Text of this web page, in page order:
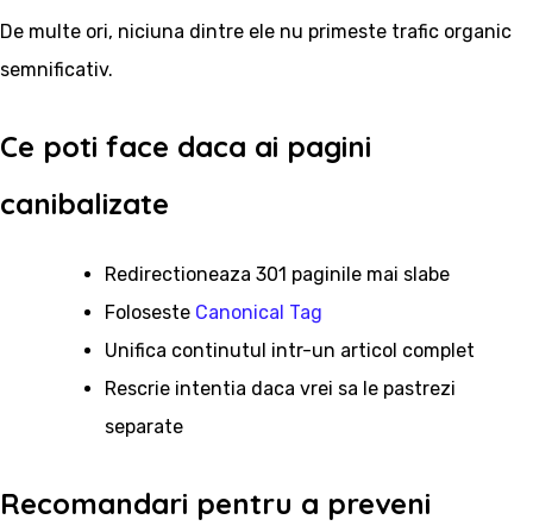
De multe ori, niciuna dintre ele nu primeste trafic organic
semnificativ.
Ce poti face daca ai pagini
canibalizate
Redirectioneaza 301 paginile mai slabe
Foloseste Canonical Tag
Unifica continutul intr-un articol complet
Rescrie intentia daca vrei sa le pastrezi
separate
Recomandari pentru a preveni